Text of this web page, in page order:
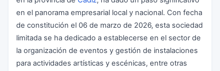
en el panorama empresarial local y nacional. Con fecha
de constitución el 06 de marzo de 2026, esta sociedad
limitada se ha dedicado a establecerse en el sector de
la organización de eventos y gestión de instalaciones
para actividades artísticas y escénicas, entre otras